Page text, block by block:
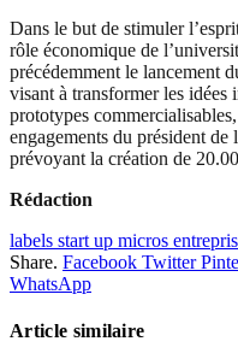
Dans le but de stimuler
rôle économique de
précédemment le lancement
visant à transformer les idées
prototypes
engagements du président
prévoyant la création de
Rédaction
labels start up micros
Share. Facebook Twitter
WhatsApp
Article similaire